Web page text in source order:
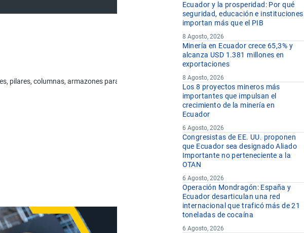
pilares, columnas, armazones para techumbre, techados, puertas y ventanas, y sus
Ecuador y la prosperidad: Por qué
seguridad, educación e instituciones
importan más que el PIB
8 Agosto, 2026
Minería en Ecuador crece 65,3% y
alcanza USD 1.381 millones en
exportaciones
8 Agosto, 2026
Los 8 proyectos mineros más
importantes que impulsan el
crecimiento de la minería en
Ecuador
6 Agosto, 2026
Congresistas de EE. UU. proponen
que Ecuador sea designado Aliado
Importante no perteneciente a la
OTAN
6 Agosto, 2026
Operación Mondragón: España y
Ecuador desarticulan una red
internacional que traficó más de 21
toneladas de cocaína
6 Agosto, 2026